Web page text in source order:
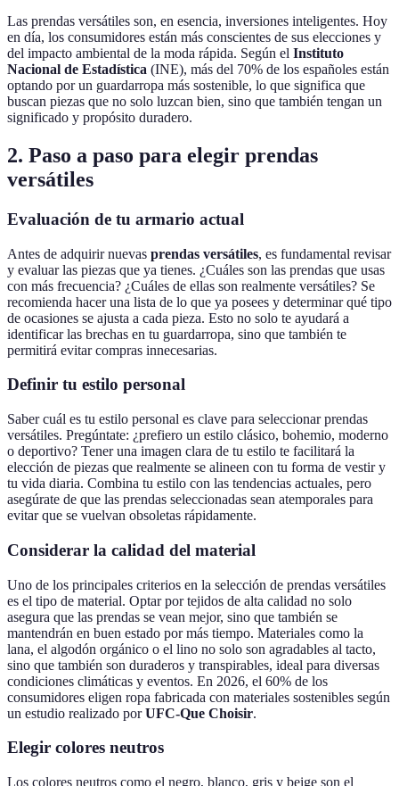
Las prendas versátiles son, en esencia, inversiones inteligentes. Hoy
en día, los consumidores están más conscientes de sus elecciones y
del impacto ambiental de la moda rápida. Según el Instituto
Nacional de Estadística (INE), más del 70% de los españoles están
optando por un guardarropa más sostenible, lo que significa que
buscan piezas que no solo luzcan bien, sino que también tengan un
significado y propósito duradero.
2. Paso a paso para elegir prendas
versátiles
Evaluación de tu armario actual
Antes de adquirir nuevas prendas versátiles, es fundamental revisar
y evaluar las piezas que ya tienes. ¿Cuáles son las prendas que usas
con más frecuencia? ¿Cuáles de ellas son realmente versátiles? Se
recomienda hacer una lista de lo que ya posees y determinar qué tipo
de ocasiones se ajusta a cada pieza. Esto no solo te ayudará a
identificar las brechas en tu guardarropa, sino que también te
permitirá evitar compras innecesarias.
Definir tu estilo personal
Saber cuál es tu estilo personal es clave para seleccionar prendas
versátiles. Pregúntate: ¿prefiero un estilo clásico, bohemio, moderno
o deportivo? Tener una imagen clara de tu estilo te facilitará la
elección de piezas que realmente se alineen con tu forma de vestir y
tu vida diaria. Combina tu estilo con las tendencias actuales, pero
asegúrate de que las prendas seleccionadas sean atemporales para
evitar que se vuelvan obsoletas rápidamente.
Considerar la calidad del material
Uno de los principales criterios en la selección de prendas versátiles
es el tipo de material. Optar por tejidos de alta calidad no solo
asegura que las prendas se vean mejor, sino que también se
mantendrán en buen estado por más tiempo. Materiales como la
lana, el algodón orgánico o el lino no solo son agradables al tacto,
sino que también son duraderos y transpirables, ideal para diversas
condiciones climáticas y eventos. En 2026, el 60% de los
consumidores eligen ropa fabricada con materiales sostenibles según
un estudio realizado porUFC-Que Choisir.
Elegir colores neutros
Los colores neutros como el negro, blanco, gris y beige son el